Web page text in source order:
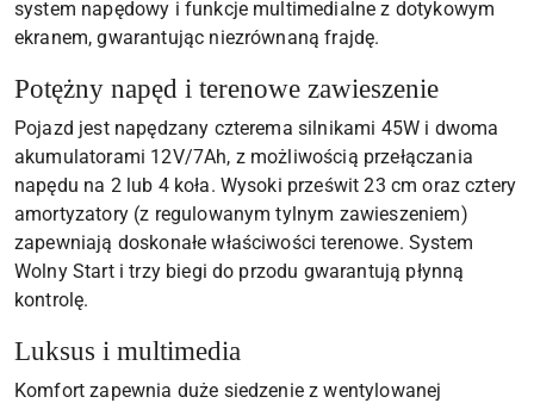
system napędowy i funkcje multimedialne z dotykowym
ekranem, gwarantując niezrównaną frajdę.
Potężny napęd i terenowe zawieszenie
Pojazd jest napędzany czterema silnikami 45W i dwoma
akumulatorami 12V/7Ah, z możliwością przełączania
napędu na 2 lub 4 koła. Wysoki prześwit 23 cm oraz cztery
amortyzatory (z regulowanym tylnym zawieszeniem)
zapewniają doskonałe właściwości terenowe. System
Wolny Start i trzy biegi do przodu gwarantują płynną
kontrolę.
Luksus i multimedia
Komfort zapewnia duże siedzenie z wentylowanej